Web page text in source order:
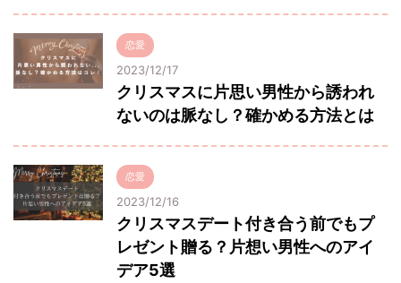
恋愛
2023/12/17
クリスマスに片思い男性から誘われ
ないのは脈なし？確かめる方法とは
恋愛
2023/12/16
クリスマスデート付き合う前でもプ
レゼント贈る？片想い男性へのアイ
デア5選